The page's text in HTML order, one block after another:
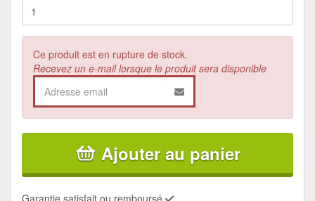
Ce produit est en rupture de stock.
Recevez un e-mail lorsque le produit sera disponible
Ajouter au panier
Garantie satisfait ou remboursé